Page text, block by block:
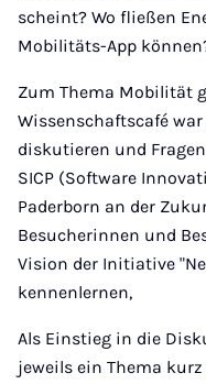
scheint? Wo fließen
Mobilitäts-App
Zum Thema Mobilität
Wissenschaftscafé
diskutieren und
SICP (Software
Paderborn an der
Besucherinnen und
Vision der Initiative
kennenlernen,
Als Einstieg in die
jeweils ein Thema